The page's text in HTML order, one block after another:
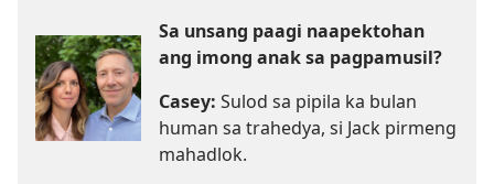
Sa unsang paagi naapektohan
ang imong anak sa pagpamusil?
Casey: Sulod sa pipila ka bulan
human sa trahedya, si Jack pirmeng
mahadlok.